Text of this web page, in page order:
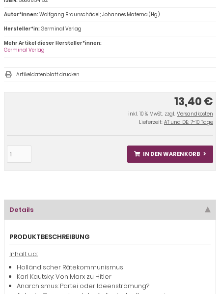
13,40 €
inkl. 10 % MwSt. zzgl. Versandkosten
Lieferzeit: AT und DE: 7-10 Tage
IN DEN WARENKORB
Autor*innen:Wolfgang Braunschädel; Johannes Materna (Hg.)
Hersteller*in:Germinal Verlag
Mehr Artikel dieser Hersteller*innen:
Germinal Verlag
Artikeldatenblatt drucken
Details
PRODUKTBESCHREIBUNG
Inhalt u.a.:
Holländischer Rätekommunismus
Karl Kautsky: Von Marx zu Hitler
Anarchismus: Partei oder Ideenströmung?